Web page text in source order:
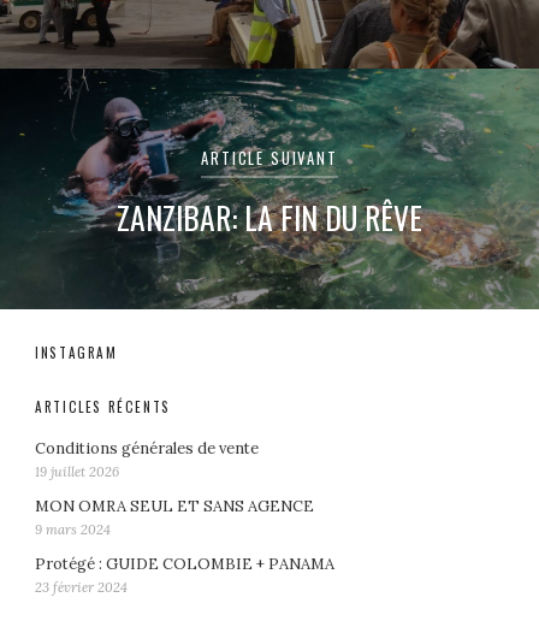
ARTICLE SUIVANT
ZANZIBAR: LA FIN DU RÊVE
INSTAGRAM
ARTICLES RÉCENTS
Conditions générales de vente
19 juillet 2026
MON OMRA SEUL ET SANS AGENCE
9 mars 2024
Protégé : GUIDE COLOMBIE + PANAMA
23 février 2024